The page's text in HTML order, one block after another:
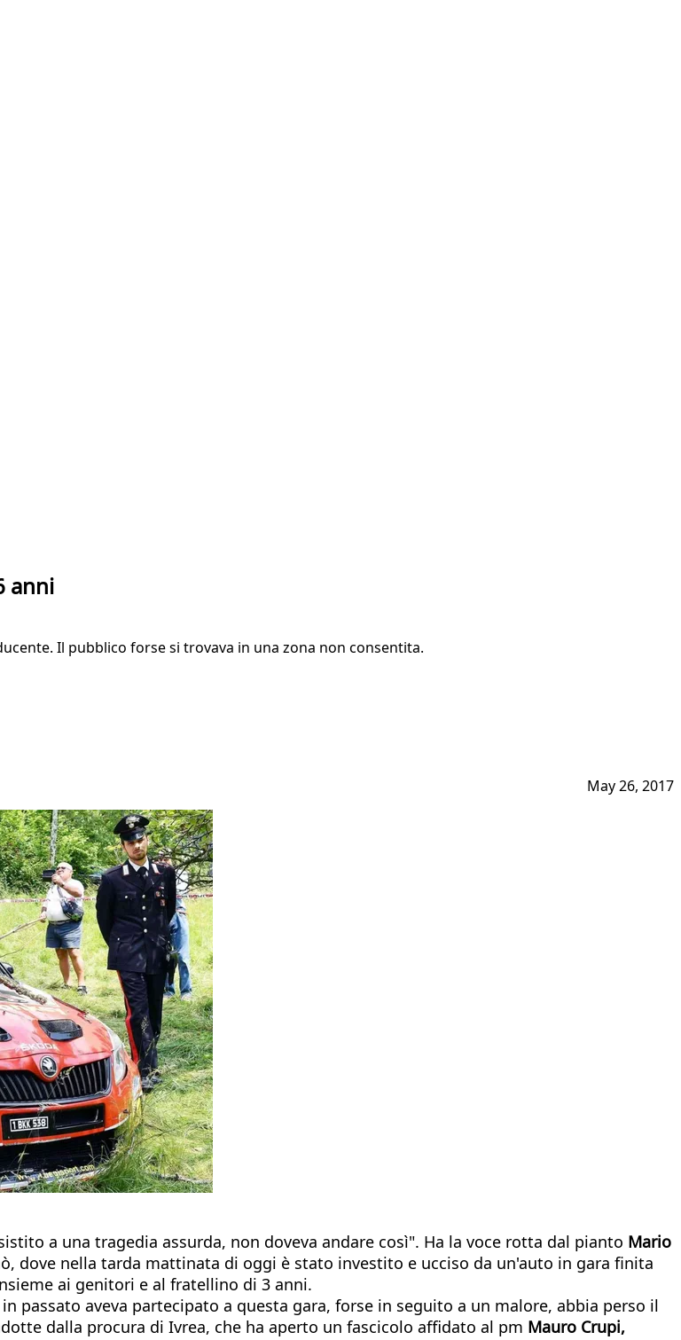
anni
Il pubblico forse si trovava in una zona non consentita.
May 26, 2017
a una tragedia assurda, non doveva andare così". Ha la voce rotta dal pianto Mario
dove nella tarda mattinata di oggi è stato investito e ucciso da un'auto in gara finita
ai genitori e al fratellino di 3 anni.
passato aveva partecipato a questa gara, forse in seguito a un malore, abbia perso il
dalla procura di Ivrea, che ha aperto un fascicolo affidato al pm Mauro Crupi,